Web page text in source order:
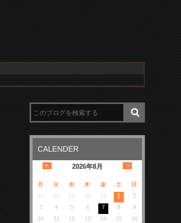
CALENDER
2026年8月
< >
月 火 水 木 金 土
日
27
28 29 30 31 1
2
3
4 5 6 7 8
9
10
11 12 13 14 15
16